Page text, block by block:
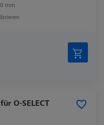
mm
O-SELECT